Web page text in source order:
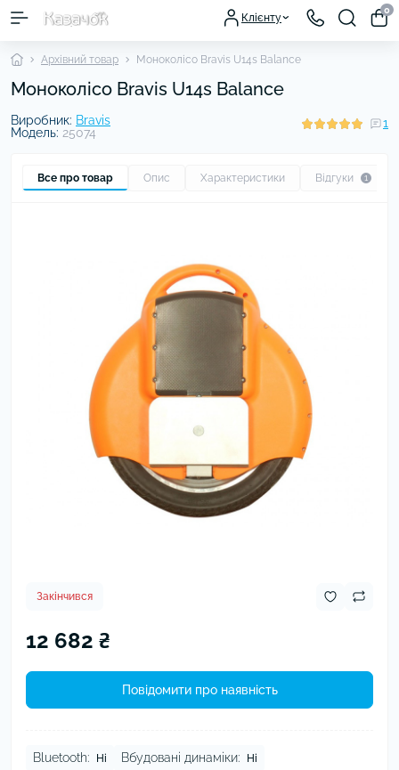
Клієнту
0
Архівний товар Моноколісо Bravis U14s Balance
Моноколісо Bravis U14s Balance
Виробник: Bravis
Модель: 25074
1
Все про товар Опис Характеристики Відгуки 1
Закінчився
12 682 ₴
Повідомити про наявність
Bluetooth: Ні Вбудовані динаміки: Ні